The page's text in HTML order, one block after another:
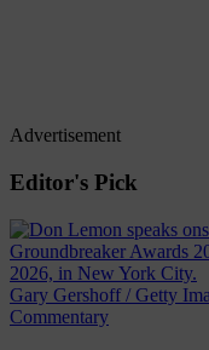
Advertisement
Editor's Pick
Gary Gershoff / Getty
Commentary